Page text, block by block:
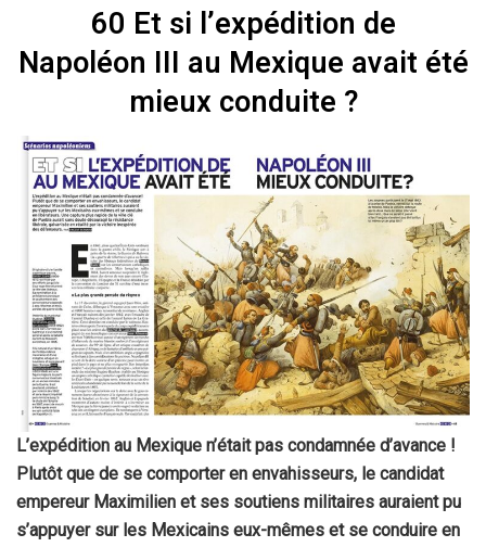
60 Et si l’expédition de
Napoléon III au Mexique avait été
mieux conduite ?
L’expédition au Mexique n’était pas condamnée d’avance !
Plutôt que de se comporter en envahisseurs, le candidat
empereur Maximilien et ses soutiens militaires auraient pu
s’appuyer sur les Mexicains eux-mêmes et se conduire en